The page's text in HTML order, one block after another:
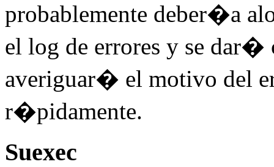
probablemente deber�a
el log de errores y se dar�
averiguar� el motivo del
r�pidamente.
Suexec